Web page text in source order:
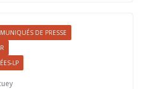
DE PRESSE
LP